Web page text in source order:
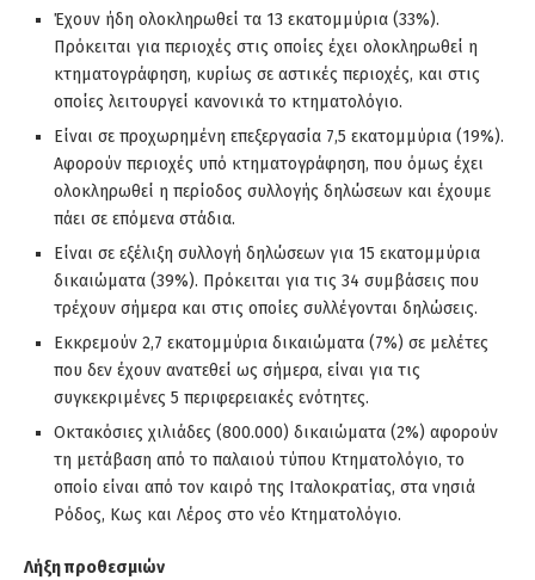
Έχουν ήδη ολοκληρωθεί τα 13 εκατομμύρια (33%).
Πρόκειται για περιοχές στις οποίες έχει ολοκληρωθεί η
κτηματογράφηση, κυρίως σε αστικές περιοχές, και στις
οποίες λειτουργεί κανονικά το κτηματολόγιο.
Είναι σε προχωρημένη επεξεργασία 7,5 εκατομμύρια (19%).
Αφορούν περιοχές υπό κτηματογράφηση, που όμως έχει
ολοκληρωθεί η περίοδος συλλογής δηλώσεων και έχουμε
πάει σε επόμενα στάδια.
Είναι σε εξέλιξη συλλογή δηλώσεων για 15 εκατομμύρια
δικαιώματα (39%). Πρόκειται για τις 34 συμβάσεις που
τρέχουν σήμερα και στις οποίες συλλέγονται δηλώσεις.
Εκκρεμούν 2,7 εκατομμύρια δικαιώματα (7%) σε μελέτες
που δεν έχουν ανατεθεί ως σήμερα, είναι για τις
συγκεκριμένες 5 περιφερειακές ενότητες.
Οκτακόσιες χιλιάδες (800.000) δικαιώματα (2%) αφορούν
τη μετάβαση από το παλαιού τύπου Κτηματολόγιο, το
οποίο είναι από τον καιρό της Ιταλοκρατίας, στα νησιά
Ρόδος, Κως και Λέρος στο νέο Κτηματολόγιο.
Λήξη προθεσμιών